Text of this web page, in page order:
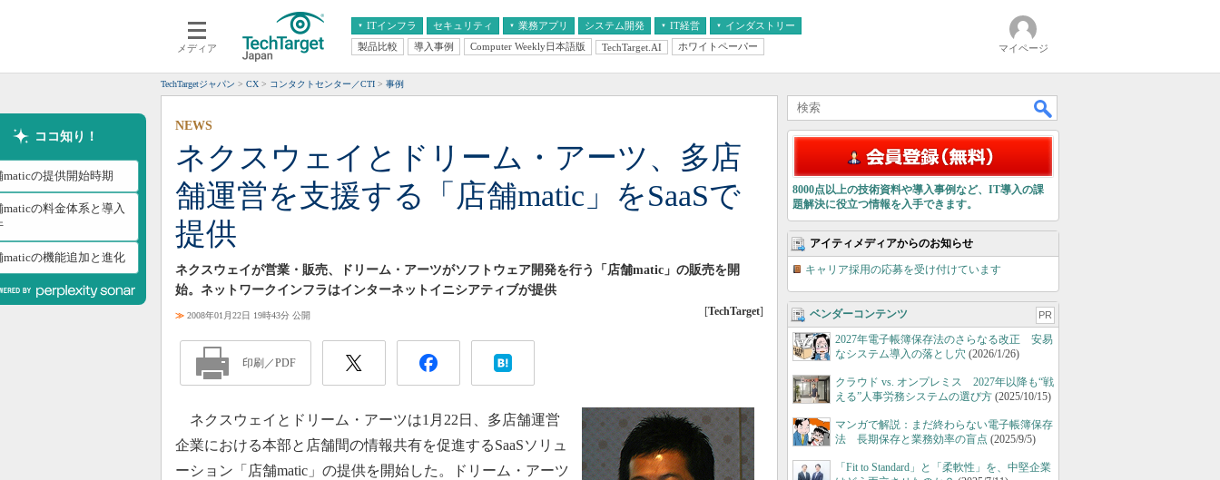
メディア
ITインフラ
クラウド
スマートモバイル
ネットワーク
システム運用管理
セキュリティ 業務アプリ
エンタープライズAI
ERP
情報系システム
システム開発 IT経営
経営とIT
インダストリー
医療IT
製品比較 導入事例 Computer Weekly日本語版 TechTarget.AI ホワイトペーパー マイページ
TechTargetジャパン CX コンタクトセンター／CTI 事例
ココ知り！
maticの提供開始時期
maticの料金体系と導入
maticの機能追加と進化
ネクスウェイとドリーム・アーツ、多店
舗運営を支援する「店舗matic」をSaaSで
提供
NEWS
ネクスウェイが営業・販売、ドリーム・アーツがソフトウェア開発を行う「店舗matic」の販売を開
始。ネットワークインフラはインターネットイニシアティブが提供
≫ 2008年01月22日 19時43分 公開 [TechTarget]
印刷／PDF
ネクスウェイとドリーム・アーツは1月22日、多店舗運営
企業における本部と店舗間の情報共有を促進するSaaSソリュ
ーション「店舗matic」の提供を開始した。ドリーム・アーツ
8000点以上の技術資料や導入事例など、IT導入の課
題解決に役立つ情報を入手できます。
アイティメディアからのお知らせ
キャリア採用の応募を受け付けています
ベンダーコンテンツ PR
2027年電子帳簿保存法のさらなる改正 安易
なシステム導入の落とし穴 (2026/1/26)
クラウド vs. オンプレミス 2027年以降も“戦
える”人事労務システムの選び方 (2025/10/15)
マンガで解説：まだ終わらない電子帳簿保存
法 長期保存と業務効率の盲点 (2025/9/5)
「Fit to Standard」と「柔軟性」を、中堅企業